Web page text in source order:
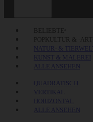
BELIEBTE
POPKULTUR & -ART
NATUR- & TIERWELT
KUNST & MALEREI
ALLE ANSEHEN
QUADRATISCH
VERTIKAL
HORIZONTAL
ALLE ANSEHEN